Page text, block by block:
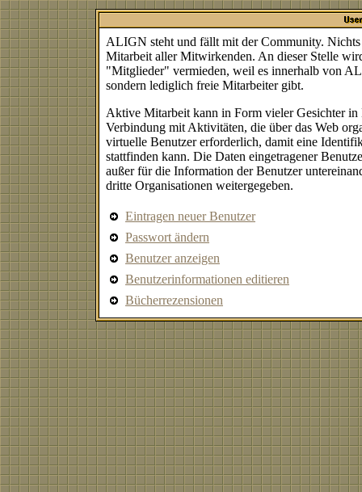
ALIGN steht und fällt mit der Community.
Mitarbeit aller Mitwirkenden. An dieser Stelle
"Mitglieder" vermieden, weil es innerhalb von
sondern lediglich freie Mitarbeiter gibt.
Aktive Mitarbeit kann in Form vieler Gesichter in
Verbindung mit Aktivitäten, die über das Web
virtuelle Benutzer erforderlich, damit eine
stattfinden kann. Die Daten eingetragener
außer für die Information der Benutzer
dritte Organisationen weitergegeben.
Eintragen neuer Benutzer
Passwort ändern
Benutzer anzeigen
Benutzerinformationen editieren
Bücherrezensionen